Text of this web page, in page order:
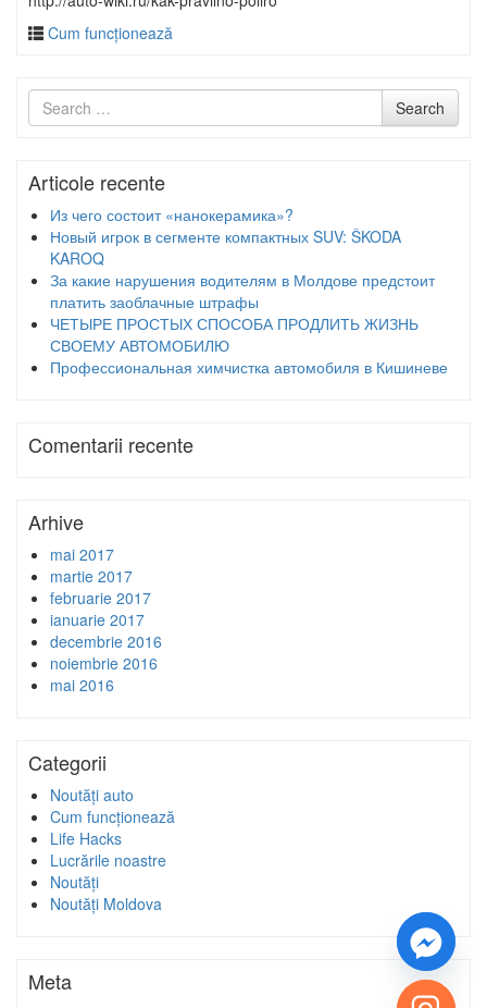
Cum funcționează
Search
for
Search
Articole recente
Из чего состоит «нанокерамика»?
Новый игрок в сегменте компактных SUV: ŠKODA
KAROQ
За какие нарушения водителям в Молдове предстоит
платить заоблачные штрафы
ЧЕТЫРЕ ПРОСТЫХ СПОСОБА ПРОДЛИТЬ ЖИЗНЬ
СВОЕМУ АВТОМОБИЛЮ
Профессиональная химчистка автомобиля в Кишиневе
Comentarii recente
Arhive
mai 2017
martie 2017
februarie 2017
ianuarie 2017
decembrie 2016
noiembrie 2016
mai 2016
Categorii
Noutăți auto
Cum funcționează
Life Hacks
Lucrările noastre
Noutăți
Noutăți Moldova
Meta